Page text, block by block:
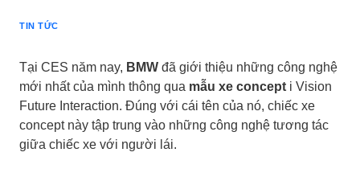
TIN TỨC
Tại CES năm nay, BMW đã giới thiệu những công nghệ
mới nhất của mình thông qua mẫu xe concept i Vision
Future Interaction. Đúng với cái tên của nó, chiếc xe
concept này tập trung vào những công nghệ tương tác
giữa chiếc xe với người lái.